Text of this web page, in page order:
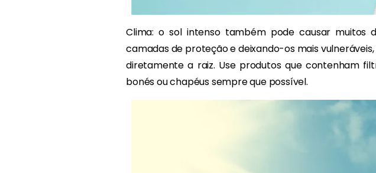
Clima: o sol intenso também pode causar muitos
camadas de proteção e deixando-os mais
diretamente a raiz. Use produtos que contenham
bonés ou chapéus sempre que possível.